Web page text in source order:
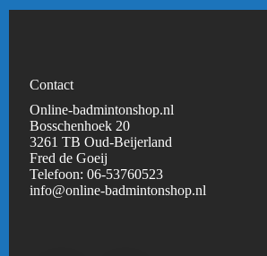
Contact
Online-badmintonshop.nl
Bosschenhoek 20
3261 TB Oud-Beijerland
Fred de Goeij
Telefoon:06-53760523
info@online-badmintonshop.nl